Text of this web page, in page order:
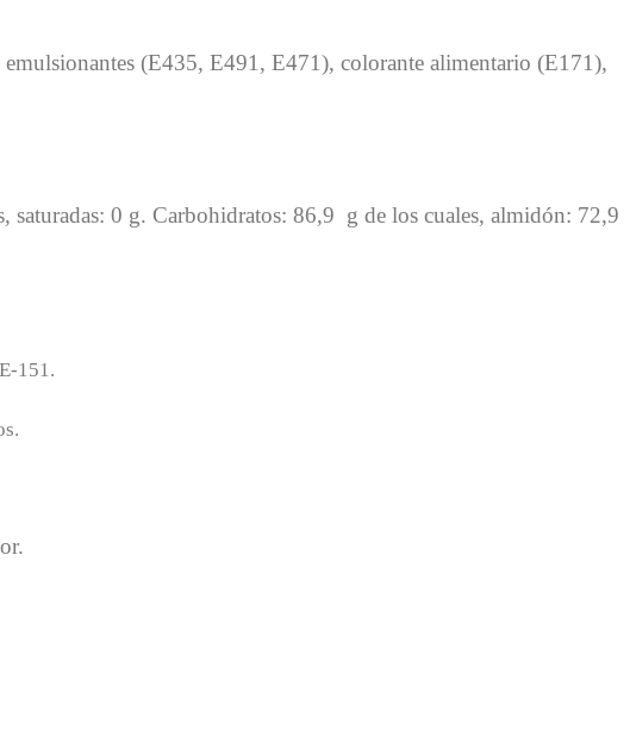
(E435, E491, E471), colorante alimentario (E171),
0 g. Carbohidratos: 86,9 g de los cuales, almidón: 72,9
151.